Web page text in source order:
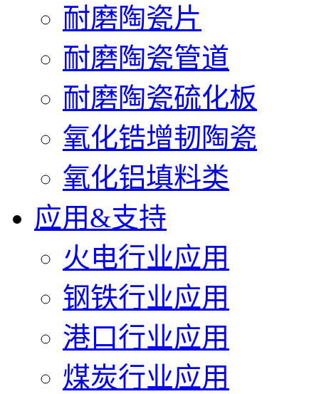
耐磨陶瓷片
耐磨陶瓷管道
耐磨陶瓷硫化板
氧化锆增韧陶瓷
氧化铝填料类
应用&支持
火电行业应用
钢铁行业应用
港口行业应用
煤炭行业应用